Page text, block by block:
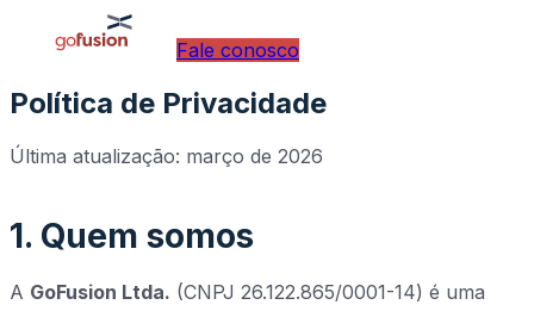
Fale conosco
Política de Privacidade
Última atualização: março de 2026
1. Quem somos
A GoFusion Ltda. (CNPJ 26.122.865/0001-14) é uma